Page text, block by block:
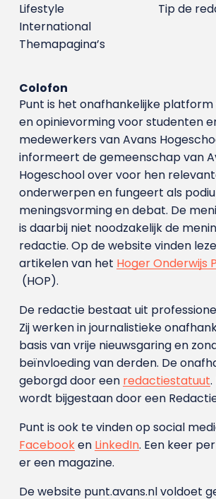
Tip de
Lifestyle
International
Themapagina’s
Colofon
Punt is het onafhankelijke platform
en opinievorming voor studenten
medewerkers van Avans
informeert de gemeenschap van
Hogeschool over voor hen
onderwerpen en fungeert als
meningsvorming en debat. De
is daarbij niet noodzakelijk de
redactie. Op de website vinden
artikelen van het Hoger Onderwijs
(HOP).
De redactie bestaat uit
Zij werken in journalistieke
basis van vrije nieuwsgaring en
beïnvloeding van derden. De
geborgd door een redactiestatuut
wordt bijgestaan door een
Punt is ook te vinden op social
Facebooken LinkedIn. Een keer
er een magazine.
De website punt.avans.nl voldoet